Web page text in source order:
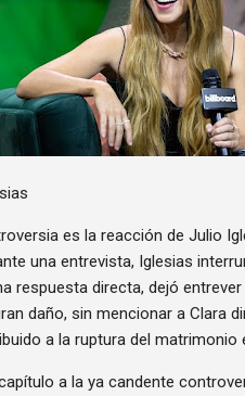
es la reacción de Julio
una entrevista, Iglesias
respuesta directa, dejó
daño, sin mencionar a Clara
a la ruptura del matrimonio
a la ya candente